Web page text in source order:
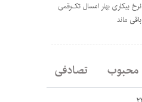
نرخ بیکاری بهار امسال تک‌رقمی
باقی ماند
محبوب تصادفی